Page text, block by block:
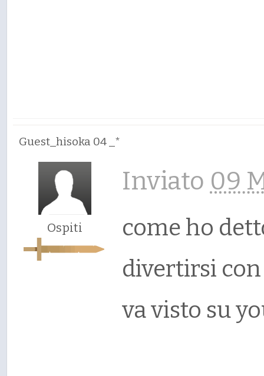
Guest_hisoka 04 _*
Ospiti
Inviato 09
come ho
divertirsi
va visto su